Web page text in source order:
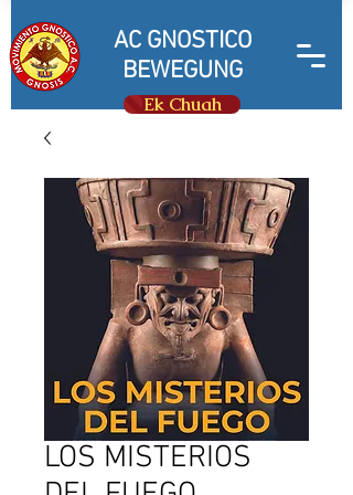
AC GNOSTICO
BEWEGUNG
Ek Chuah
LOS MISTERIOS